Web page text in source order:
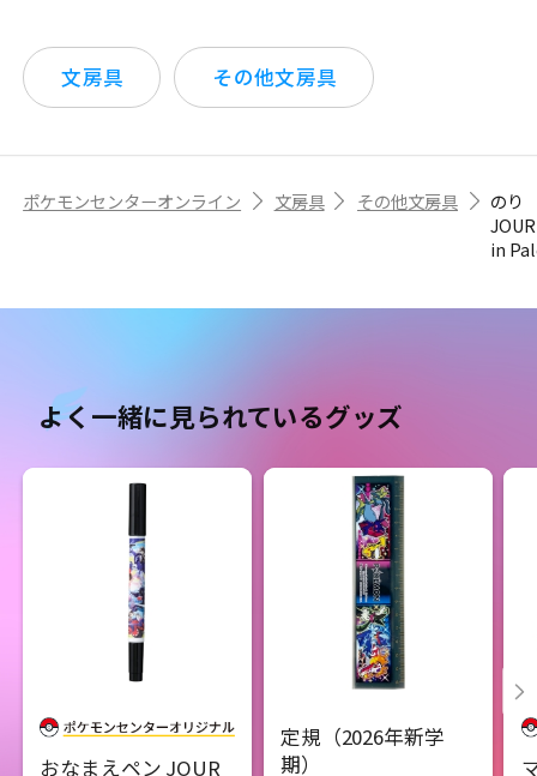
文房具 その他文房具
ポケモンセンターオンライン 文房具 その他文房具
のり
in
よく一緒に見られているグッズ
おなまえペン JOUR
定規（2026年新学
期）